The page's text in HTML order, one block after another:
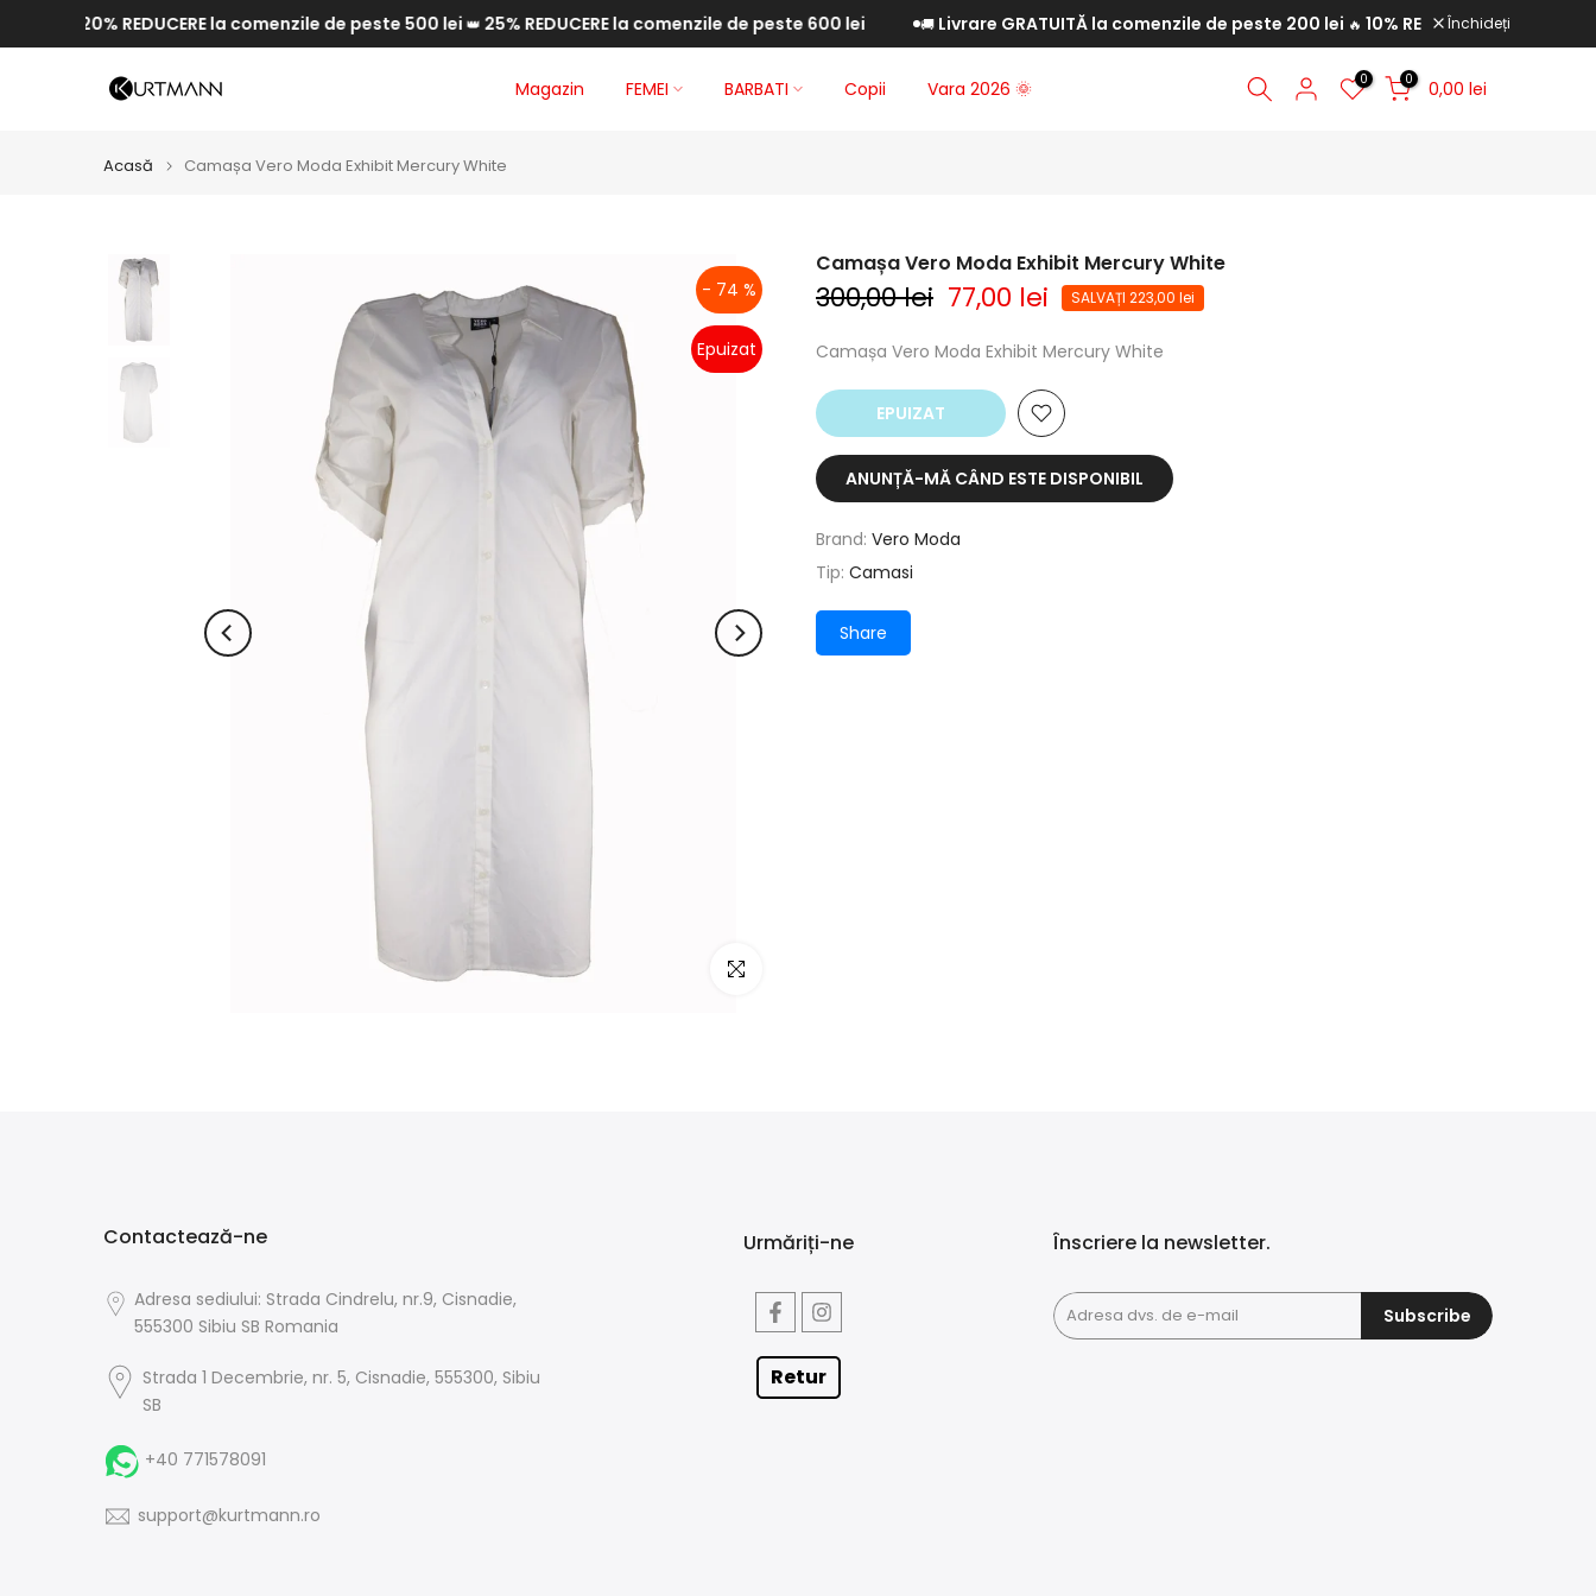
la
20% REDUCERE la comenzile de peste 500 lei👑 25% REDUCERE la comenzile de peste 600 lei Livrare GRATUITĂ la comenzile de peste 200 lei🔥 10% REDUCERE la comenzile
Închideți
Magazin FEMEI BARBATI Copii Vara 2026 🌞 0 0 0,00 lei
Acasă Camașa Vero Moda Exhibit Mercury White
- 74 %
Epuizat
Click pentru a mari
Camașa Vero Moda Exhibit Mercury White
300,00 lei 77,00 lei SALVAȚI 223,00 lei
Camașa Vero Moda Exhibit Mercury White
EPUIZAT
ANUNȚĂ-MĂ CÂND ESTE DISPONIBIL
Brand: Vero Moda
Tip: Camasi
Share
Contactează-ne
Adresa sediului: Strada Cindrelu, nr.9, Cisnadie,
555300 Sibiu SB Romania
Strada 1 Decembrie, nr. 5, Cisnadie, 555300, Sibiu
SB
+40 771578091
support@kurtmann.ro
Urmăriți-ne
Retur
Înscriere la newsletter.
Subscribe